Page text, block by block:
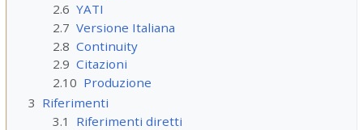
2.6 YATI
2.7 Versione Italiana
2.8 Continuity
2.9 Citazioni
2.10 Produzione
3 Riferimenti
3.1
Riferimenti diretti